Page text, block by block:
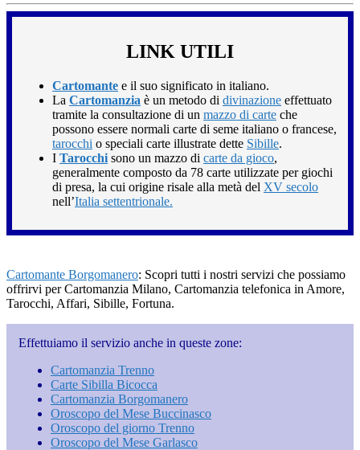
LINK UTILI
Cartomante e il suo significato in italiano.
La Cartomanzia è un metodo di divinazione effettuato
tramite la consultazione di un mazzo di carte che
possono essere normali carte di seme italiano o francese,
tarocchi o speciali carte illustrate dette Sibille.
I Tarocchi sono un mazzo di carte da gioco,
generalmente composto da 78 carte utilizzate per giochi
di presa, la cui origine risale alla metà del XV secolo
nell’Italia settentrionale.
Cartomante Borgomanero: Scopri tutti i nostri servizi che possiamo
offrirvi per Cartomanzia Milano, Cartomanzia telefonica in Amore,
Tarocchi, Affari, Sibille, Fortuna.
Effettuiamo il servizio anche in queste zone:
Cartomanzia Trenno
Carte Sibilla Bicocca
Cartomanzia Borgomanero
Oroscopo del Mese Buccinasco
Oroscopo del giorno Trenno
Oroscopo del Mese Garlasco